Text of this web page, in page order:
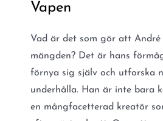
Vapen
Vad är det som gör att
mängden? Det är hans
förnya sig själv och utforska
underhålla. Han är inte bara
en mångfacetterad kreatör